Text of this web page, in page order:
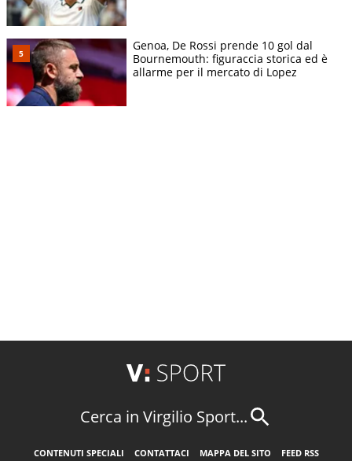
Genoa, De Rossi prende 10 gol dal
Bournemouth: figuraccia storica ed è
allarme per il mercato di Lopez
Cerca in Virgilio Sport...
CONTENUTI SPECIALI CONTATTACI MAPPA DEL SITO
FEED RSS